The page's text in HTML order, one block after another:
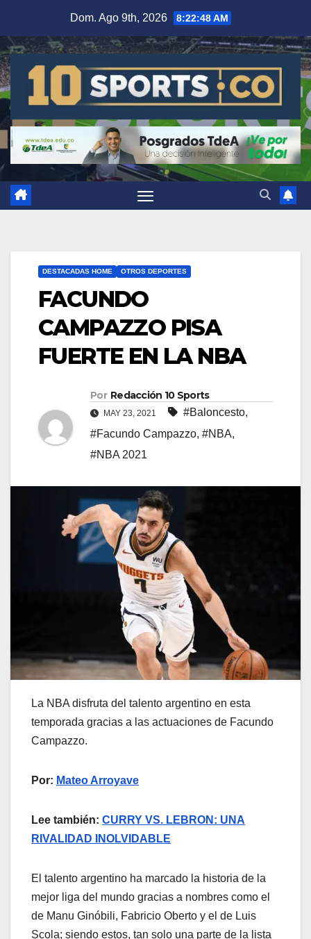
Dom. Ago 9th, 2026 8:22:49 AM
DESTACADAS HOME OTROS DEPORTES
FACUNDO
CAMPAZZO PISA
FUERTE EN LA NBA
Por Redacción 10 Sports
MAY 23, 2021 #Baloncesto,
#Facundo Campazzo, #NBA,
#NBA 2021
La NBA disfruta del talento argentino en esta
temporada gracias a las actuaciones de Facundo
Campazzo.
Por: Mateo Arroyave
Lee también: CURRY VS. LEBRON: UNA
RIVALIDAD INOLVIDABLE
El talento argentino ha marcado la historia de la
mejor liga del mundo gracias a nombres como el
de Manu Ginóbili, Fabricio Oberto y el de Luis
Scola; siendo estos, tan solo una parte de la lista